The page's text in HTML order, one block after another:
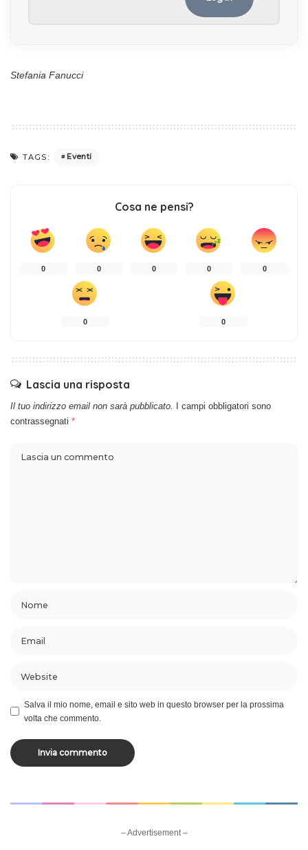
Stefania Fanucci
TAGS: Eventi
Cosa ne pensi?
0 0 0 0 0
0 0
Lascia una risposta
Il tuo indirizzo email non sarà pubblicato. I campi obbligatori sono
contrassegnati *
Salva il mio nome, email e sito web in questo browser per la prossima
volta che commento.
– Advertisement –